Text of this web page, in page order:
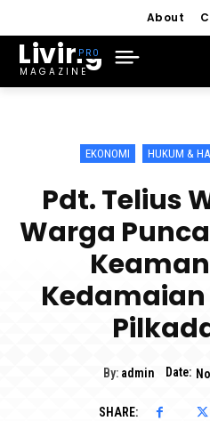
About
Living
MAGAZINE
EKONOMI HUKUM &
Pdt. Telius
Warga
By: admin Date:
SHARE: